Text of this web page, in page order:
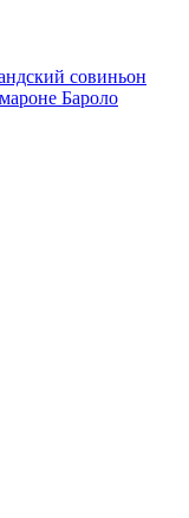
совиньон
Бароло